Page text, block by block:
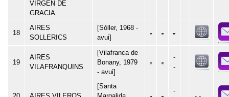
VIRGEN DE
GRACIA
18
AIRES
SOLLERICS
[Sóller, 1968 -
avui]
19
AIRES
VILAFRANQUINS
[Vilafranca de
Bonany, 1979
- avui]
-
-
[Santa
-